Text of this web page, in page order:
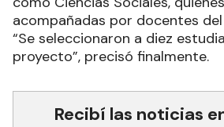
acompañadas por docentes
“Se seleccionaron a diez
proyecto”, precisó finalmente.
Recibí las noticias